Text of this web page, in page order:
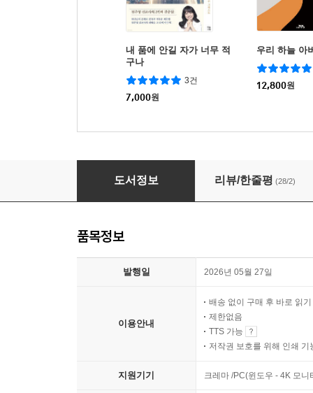
내 품에 안길 자가 너무 적
구나
3건
7,000원
우리 하늘 아
12,800원
맥체인 수업
도서정보 리뷰/한줄평 (28/2)
품목정보
발행일 2026년 05월 27일
이용안내
배송 없이 구매 후 바로 읽기
제한없음
TTS 가능
저작권 보호를 위해 인쇄 기
지원기기 크레마 /PC(윈도우 - 4K 모